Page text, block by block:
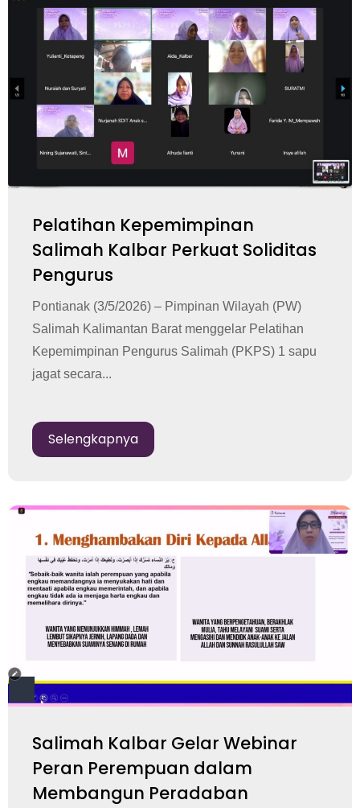
Pelatihan Kepemimpinan
Salimah Kalbar Perkuat Soliditas
Pengurus
Pontianak (3/5/2026) – Pimpinan Wilayah (PW)
Salimah Kalimantan Barat menggelar Pelatihan
Kepemimpinan Pengurus Salimah (PKPS) 1 sapu
jagat secara...
Selengkapnya
Salimah Kalbar Gelar Webinar
Peran Perempuan dalam
Membangun Peradaban